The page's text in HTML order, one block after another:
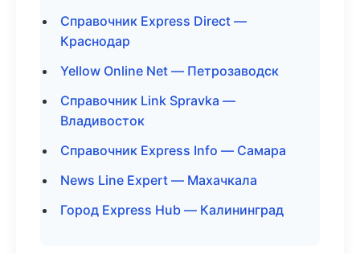
Справочник Express Direct —
Краснодар
Yellow Online Net — Петрозаводск
Справочник Link Spravka —
Владивосток
Справочник Express Info — Самара
News Line Expert — Махачкала
Город Express Hub — Калининград